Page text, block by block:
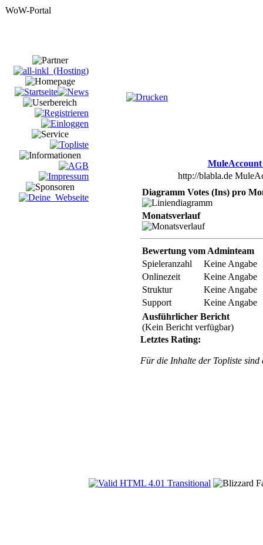
http://blabla.de
Diagramm Votes (Ins) pro
Monatsverlauf
Bewertung vom Adminteam
Spieleranzahl
Keine Angabe
Onlinezeit
Keine Angabe
Struktur
Keine Angabe
Support
Keine Angabe
Ausführlicher Bericht
(Kein Bericht verfügbar)
Letztes Rating:
Für die Inhalte der Topliste